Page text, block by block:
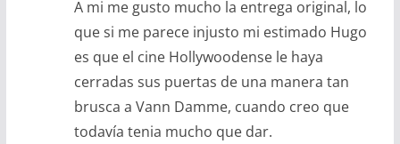
A mi me gusto mucho la entrega original, lo
que si me parece injusto mi estimado Hugo
es que el cine Hollywoodense le haya
cerradas sus puertas de una manera tan
brusca a Vann Damme, cuando creo que
todavía tenia mucho que dar.